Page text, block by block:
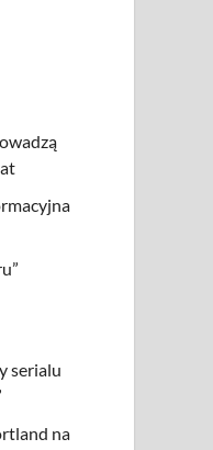
serialu
na